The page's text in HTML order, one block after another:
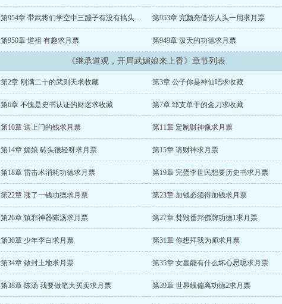
第954章 带武将们学空中三蹦子有没有搞头求月票 第953章 完颜亮借你人头一用求月票
第950章 道祖 有趣求月票 第949章 泼天的功德求月票
《继承道观，开局武媚娘来上香》章节列表
第2章 刚满二十的武则天求收藏 第3章 公子你是神仙吧求收藏
第6章 不愧是史书认证的财迷求收藏 第7章 郅支单于的金刀求收藏
第10章 送上门的钱求月票 第11章 定制财神像求月票
第14章 媚娘 砖头很轻呀求月票 第15章 请财神求月票
第18章 雷击术消耗功德求月票 第19章 完蛋李世民想要历史书求月票
第22章 涨了一钱功德求月票 第23章 加钱必须得加钱求月票
第26章 镇邪神器陈汤求月票 第27章 焚毁番邦佛牌功德1求月票
第30章 少年李白求月票 第31章 你想拜我为师求月票
第34章 敕封土地求月票 第35章 女皇能有什么坏心思呢求月票
第38章 陈汤 我要做笔大买卖求月票 第39章 世界线偏离功德2求月票